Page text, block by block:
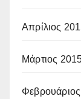
Απρίλιος
Μάρτιος